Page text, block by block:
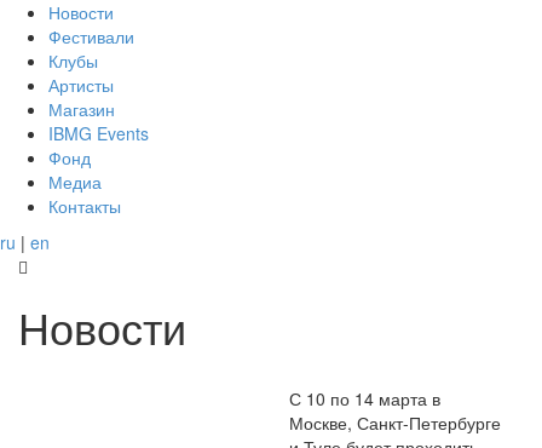
Новости
Фестивали
Клубы
Артисты
Магазин
IBMG Events
Фонд
Медиа
Контакты
ru | en
Новости
С 10 по 14 марта в
Москве, Санкт-Петербурге